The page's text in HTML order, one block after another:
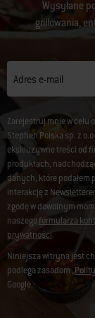
Wysyłane
grillowania,
Adres e-mail
Zarejestruj mnie w celu
Stephen Polska sp. z
ekskluzywne treści od
produktach,
danych, które podałem
interakcję z
zgodę w dowolnym
naszegoformularza
prywatności.
Niniejsza witryna jest
podlega zasadom „
Google.